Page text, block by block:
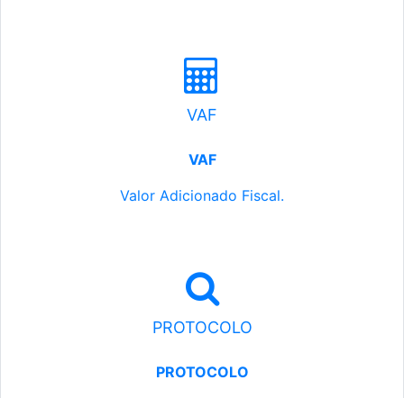
VAF
VAF
Valor Adicionado Fiscal.
PROTOCOLO
PROTOCOLO